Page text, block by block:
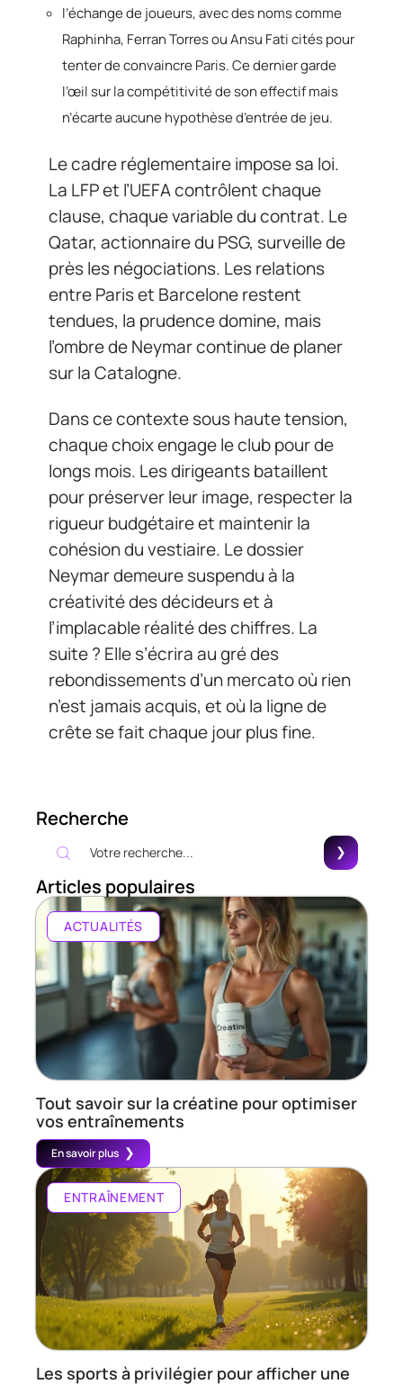
l’échange de joueurs, avec des noms comme
Raphinha, Ferran Torres ou Ansu Fati cités pour
tenter de convaincre Paris. Ce dernier garde
l’œil sur la compétitivité de son effectif mais
n’écarte aucune hypothèse d’entrée de jeu.
Le cadre réglementaire impose sa loi.
La LFP et l’UEFA contrôlent chaque
clause, chaque variable du contrat. Le
Qatar, actionnaire du PSG, surveille de
près les négociations. Les relations
entre Paris et Barcelone restent
tendues, la prudence domine, mais
l’ombre de Neymar continue de planer
sur la Catalogne.
Dans ce contexte sous haute tension,
chaque choix engage le club pour de
longs mois. Les dirigeants bataillent
pour préserver leur image, respecter la
rigueur budgétaire et maintenir la
cohésion du vestiaire. Le dossier
Neymar demeure suspendu à la
créativité des décideurs et à
l’implacable réalité des chiffres. La
suite ? Elle s’écrira au gré des
rebondissements d’un mercato où rien
n’est jamais acquis, et où la ligne de
crête se fait chaque jour plus fine.
Recherche
Articles populaires
ACTUALITÉS
Tout savoir sur la créatine pour optimiser
vos entraînements
En savoir plus
ENTRAÎNEMENT
Les sports à privilégier pour afficher une